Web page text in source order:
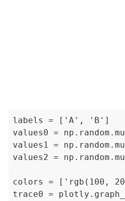
labels = ['A', 'B']
values0 =
values1 =
values2 =
colors = ['rgb(100,
trace0 =